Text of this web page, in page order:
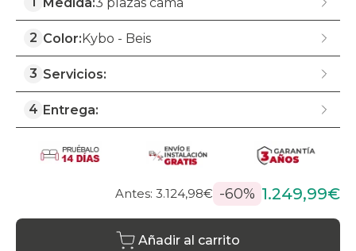
2 Color:Kybo - Beis
3 Servicios:
4 Entrega:
Antes: 3.124,98€ -60% 1.249,99€
Añadir al carrito